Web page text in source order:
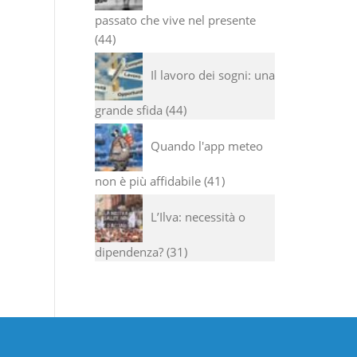
passato che vive nel presente
44
Il lavoro dei sogni: una
grande sfida 44
Quando l'app meteo
non è più affidabile 41
L’Ilva: necessità o
dipendenza? 31